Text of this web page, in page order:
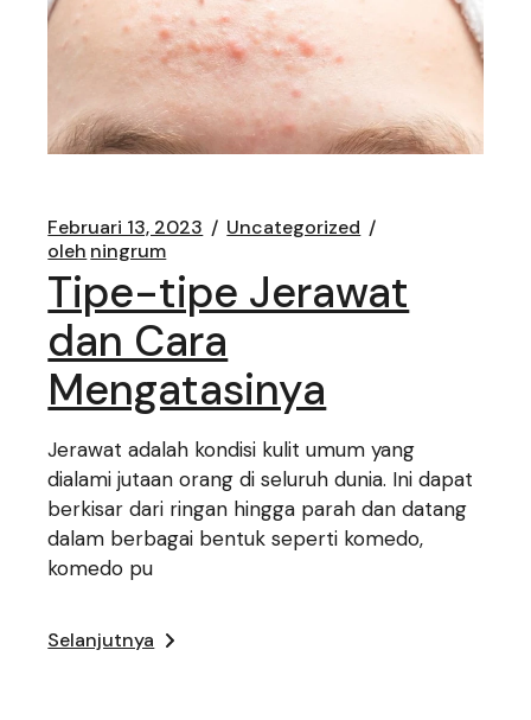
Februari 13, 2023
Uncategorized
oleh ningrum
Tipe-tipe Jerawat
dan Cara
Mengatasinya
Jerawat adalah kondisi kulit umum yang
dialami jutaan orang di seluruh dunia. Ini dapat
berkisar dari ringan hingga parah dan datang
dalam berbagai bentuk seperti komedo,
komedo pu
Selanjutnya